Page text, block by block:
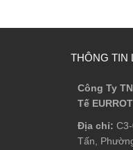
THÔNG TIN
Công Ty
Tế
Địa chỉ:
Tấn,